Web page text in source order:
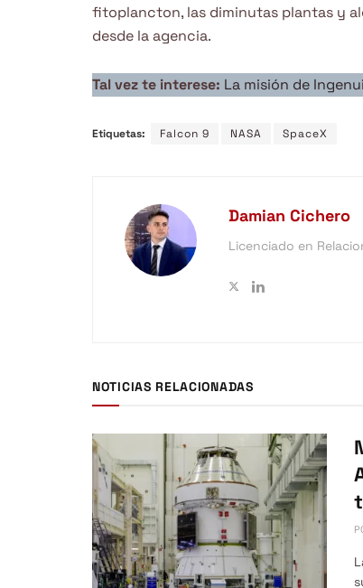
fitoplancton, las diminutas plantas y
desde la agencia.
Tal vez te interese: La misión de
Etiquetas: Falcon 9 NASA SpaceX
Damian Cichero
Licenciado en
NOTICIAS RELACIONADAS